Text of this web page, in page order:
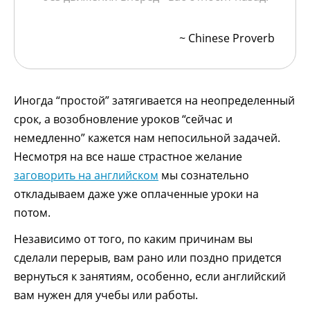
~ Chinese Proverb
Иногда “простой” затягивается на неопределенный
срок, а возобновление уроков “сейчас и
немедленно” кажется нам непосильной задачей.
Несмотря на все наше страстное желание
заговорить на английском мы сознательно
откладываем даже уже оплаченные уроки на
потом.
Независимо от того, по каким причинам вы
сделали перерыв, вам рано или поздно придется
вернуться к занятиям, особенно, если английский
вам нужен для учебы или работы.